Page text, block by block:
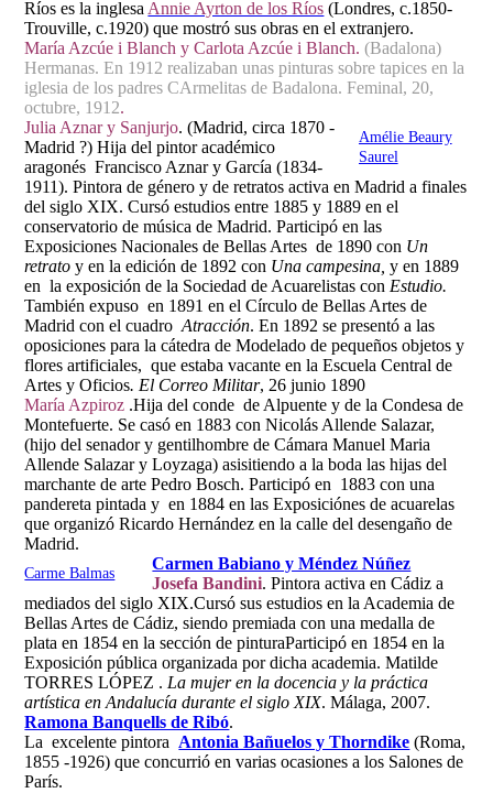
Ríos es la inglesa Annie Ayrton de los Ríos (Londres, c.1850-
Trouville, c.1920) que mostró sus obras en el extranjero.
María Azcúe i Blanch y Carlota Azcúe i Blanch.(Badalona)
Hermanas. En 1912 realizaban unas pinturas sobre tapices en la
iglesia de los padres CArmelitas de Badalona. Feminal, 20,
octubre, 1912.
Amélie Beaury
Saurel
Julia Aznar y Sanjurjo. (Madrid, circa 1870 -
Madrid ?) Hija del pintor académico
aragonés Francisco Aznar y García (1834-
1911). Pintora de género y de retratos activa en Madrid a finales
del siglo XIX. Cursó estudios entre 1885 y 1889 en el
conservatorio de música de Madrid. Participó en las
Exposiciones Nacionales de Bellas Artes de 1890 con Un
retrato y en la edición de 1892 con Una campesina, y en 1889
en la exposición de la Sociedad de Acuarelistas con Estudio.
También expuso en 1891 en el Círculo de Bellas Artes de
Madrid con el cuadroAtracción. En 1892 se presentó a las
oposiciones para la cátedra de Modelado de pequeños objetos y
flores artificiales, que estaba vacante en la Escuela Central de
Artes y Oficios. El Correo Militar, 26 junio 1890
María Azpiroz .Hija del conde de Alpuente y de la Condesa de
Montefuerte. Se casó en 1883 con Nicolás Allende Salazar,
(hijo del senador y gentilhombre de Cámara Manuel Maria
Allende Salazar y Loyzaga) asisitiendo a la boda las hijas del
marchante de arte Pedro Bosch. Participó en 1883 con una
pandereta pintada y en 1884 en las Exposiciónes de acuarelas
que organizó Ricardo Hernández en la calle del desengaño de
Madrid.
Carme Balmas
Carmen Babiano y Méndez Núñez
Josefa Bandini. Pintora activa en Cádiz a
mediados del siglo XIX.Cursó sus estudios en la Academia de
Bellas Artes de Cádiz, siendo premiada con una medalla de
plata en 1854 en la sección de pinturaParticipó en 1854 en la
Exposición pública organizada por dicha academia. Matilde
TORRES LÓPEZ . La mujer en la docencia y la práctica
artística en Andalucía durante el siglo XIX. Málaga, 2007.
Ramona Banquells de Ribó.
La excelente pintora Antonia Bañuelos y Thorndike (Roma,
1855 -1926) que concurrió en varias ocasiones a los Salones de
París.